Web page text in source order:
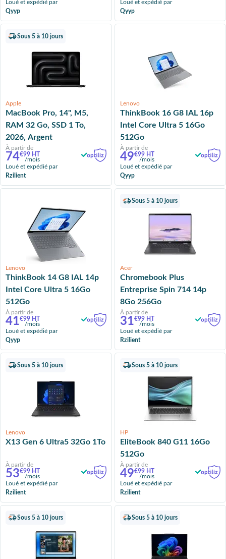
Loué et expédié par
Qyyp
Loué et expédié par
Qyyp
Sous 5 à 10 jours
Apple
MacBook Pro, 14", M5,
RAM 32 Go, SSD 1 To,
2026, Argent
À partir de
74€99 HT
/mois
Loué et expédié par
Rzilient
Lenovo
ThinkBook 16 G8 IAL 16p
Intel Core Ultra 5 16Go
512Go
À partir de
49€99 HT
/mois
Loué et expédié par
Qyyp
Lenovo
ThinkBook 14 G8 IAL 14p
Intel Core Ultra 5 16Go
512Go
À partir de
41€99 HT
/mois
Loué et expédié par
Qyyp
Sous 5 à 10 jours
Acer
Chromebook Plus
Entreprise Spin 714 14p
8Go 256Go
À partir de
31€99 HT
/mois
Loué et expédié par
Rzilient
Sous 5 à 10 jours
Lenovo
X13 Gen 6 Ultra5 32Go 1To
À partir de
53€99 HT
/mois
Loué et expédié par
Rzilient
Sous 5 à 10 jours
HP
EliteBook 840 G11 16Go
512Go
À partir de
49€99 HT
/mois
Loué et expédié par
Rzilient
Sous 5 à 10 jours Sous 5 à 10 jours